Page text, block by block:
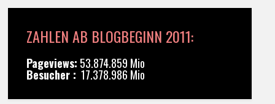
ZAHLEN AB BLOGBEGINN 2011:
Pageviews: 53.874.859 Mio
Besucher : 17.378.986 Mio